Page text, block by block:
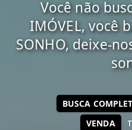
Você não
IMÓVEL, você
SONHO, deixe-
VENDA
BUSCA